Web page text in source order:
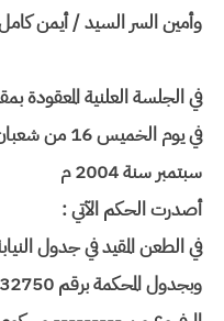
وأمين السر السيد / أيمن
في الجلسة العلنية المعقودة
سبتمبر سنة 2004 م
أصدرت الحكم الآتي :
وبجدول المحكمة برقم 32750 لسنة 73 قضائية